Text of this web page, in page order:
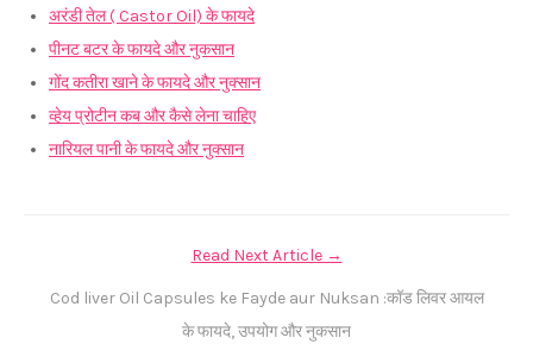
अरंडी तेल ( Castor Oil) के फायदे
पीनट बटर के फायदे और नुकसान
गोंद कतीरा खाने के फायदे और नुक्सान
व्हेय प्रोटीन कब और कैसे लेना चाहिए
नारियल पानी के फायदे और नुक्सान
Read Next Article →
Cod liver Oil Capsules ke Fayde aur Nuksan :कॉड लिवर आयल
के फायदे, उपयोग और नुकसान